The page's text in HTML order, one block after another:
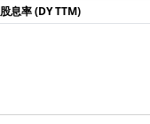
股息率 (DY TTM)